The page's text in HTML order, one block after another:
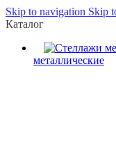
Skip to navigation Skip
Каталог
металлические